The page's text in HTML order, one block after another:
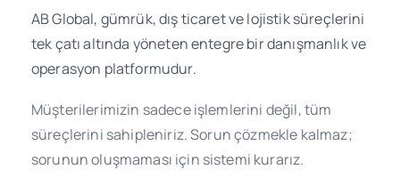
AB Global, gümrük, dış ticaret ve lojistik süreçlerini
tek çatı altında yöneten entegre bir danışmanlık ve
operasyon platformudur.
Müşterilerimizin sadece işlemlerini değil, tüm
süreçlerini sahipleniriz. Sorun çözmekle kalmaz;
sorunun oluşmaması için sistemi kurarız.